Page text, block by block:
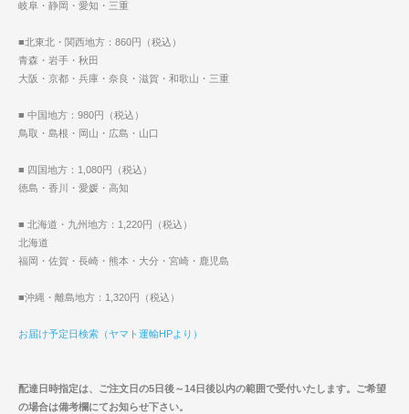
岐阜・静岡・愛知・三重
■北東北・関西地方：860円（税込）
青森・岩手・秋田
大阪・京都・兵庫・奈良・滋賀・和歌山・三重
■ 中国地方：980円（税込）
鳥取・島根・岡山・広島・山口
■ 四国地方：1,080円（税込）
徳島・香川・愛媛・高知
■ 北海道・九州地方：1,220円（税込）
北海道
福岡・佐賀・長崎・熊本・大分・宮崎・鹿児島
■沖縄・離島地方：1,320円（税込）
お届け予定日検索（ヤマト運輸HPより）
配達日時指定は、ご注文日の5日後～14日後以内の範囲で受付いたします。ご希望
の場合は備考欄にてお知らせ下さい。